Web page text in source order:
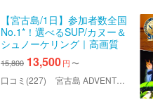
【宮古島/1日】参加者数全国
No.1*！選べるSUP/カヌー＆
シュノーケリング｜高画質
写真・送迎・機材込み
15,800 13,500円 〜
口コミ(227) 宮古島 ADVENTURE PiPi（ミヤコジマ アドベンチャー ピピ）